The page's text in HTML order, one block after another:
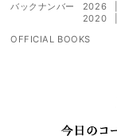
バックナンバー 2026
2020
OFFICIAL BOOKS